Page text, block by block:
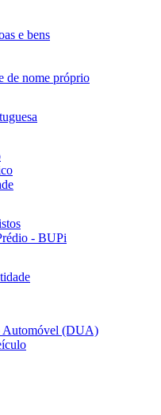
e bens
de nome próprio
- BUPi
Automóvel (DUA)